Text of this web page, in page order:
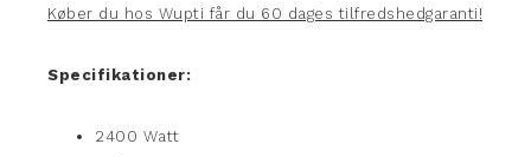
Køber du hos Wupti får du 60 dages tilfredshedgaranti!
Specifikationer:
2400 Watt